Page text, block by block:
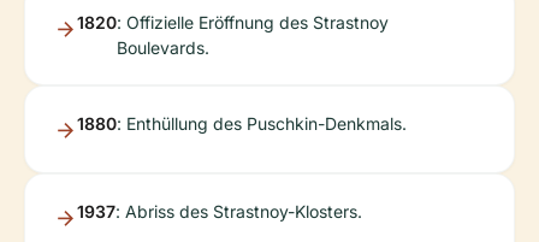
1820: Offizielle Eröffnung des Strastnoy
Boulevards.
1880: Enthüllung des Puschkin-Denkmals.
1937: Abriss des Strastnoy-Klosters.